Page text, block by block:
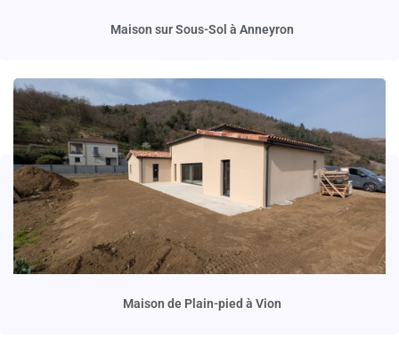
Maison sur Sous-Sol à Anneyron
Maison de Plain-pied à Vion